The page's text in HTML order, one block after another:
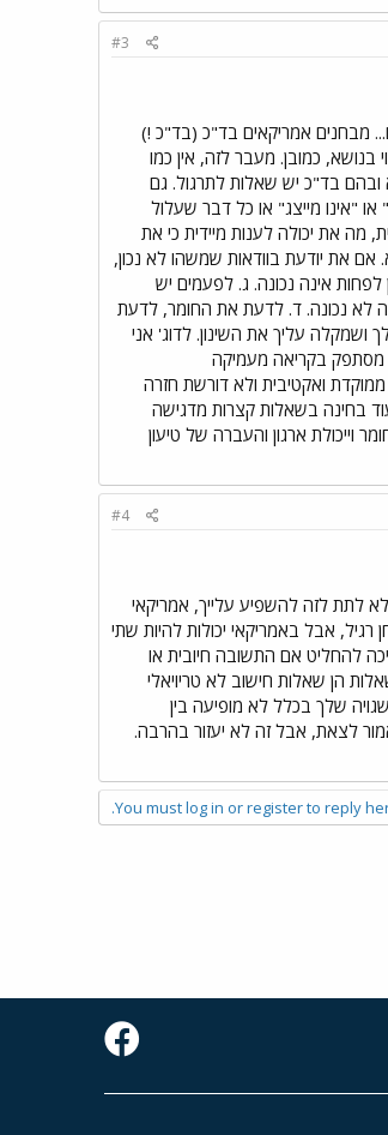
#3
מבחנים אמריקאים בד"כ (בד"כ !)
כמובן. מעבר לזה, אין כמו
בד"כ יש שאלות לתרגול. גם
"אינו מייצג" או כל דבר שעלול
מה את יכולה לענות מיידית כי את
את יודעת בוודאות שמשהו לא נכון,
אינה נכונה. ג. לפעמים יש
לא נכונה. ד. לדעת את החומר, לדעת
עליך את השינון. לדוג' אני
מסתפק בקריאה מעמיקה
ואקטיבית ולא דורשת חזרה
בחינה בשאלות קצרות מדגישה
ארגון והעברה של טיעון
#4
לא לתת לזה להשפיע עלייך, אמריקאי
אבל באמריקאי יכולות להיות שתי
להחליט אם התשובה חיובית או
הן שאלות חישוב לא טריויאלי
שלך בכלל לא מופיעה בין
לצאת, אבל זה לא יעזור בהרבה.
You must log in or register to reply